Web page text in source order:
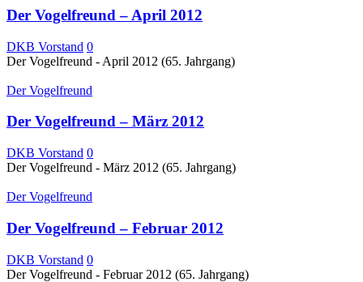
Der Vogelfreund – April 2012
DKB Vorstand 0
Der Vogelfreund - April 2012 (65. Jahrgang)
Der Vogelfreund
Der Vogelfreund – März 2012
DKB Vorstand 0
Der Vogelfreund - März 2012 (65. Jahrgang)
Der Vogelfreund
Der Vogelfreund – Februar 2012
DKB Vorstand 0
Der Vogelfreund - Februar 2012 (65. Jahrgang)